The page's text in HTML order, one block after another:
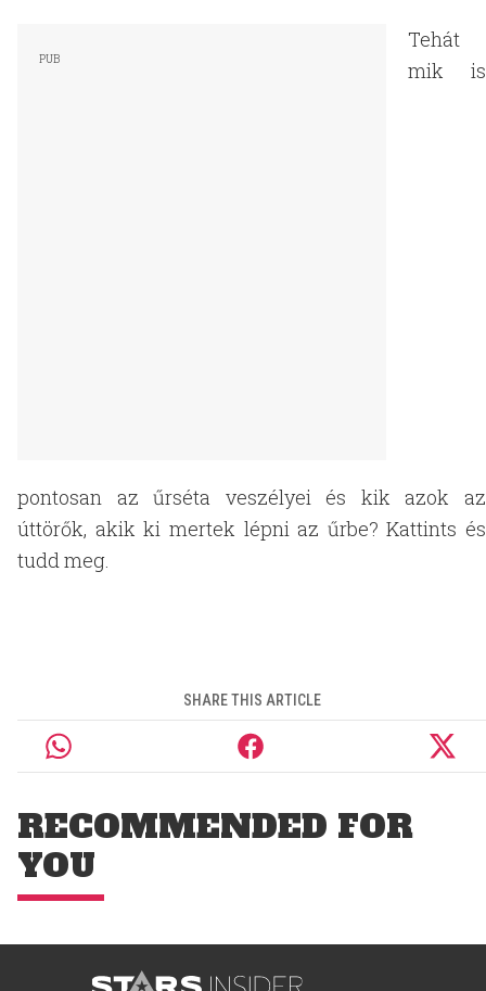
Tehát
mik is
pontosan az űrséta veszélyei és kik azok az
úttörők, akik ki mertek lépni az űrbe? Kattints és
tudd meg.
SHARE THIS ARTICLE
RECOMMENDED FOR
YOU